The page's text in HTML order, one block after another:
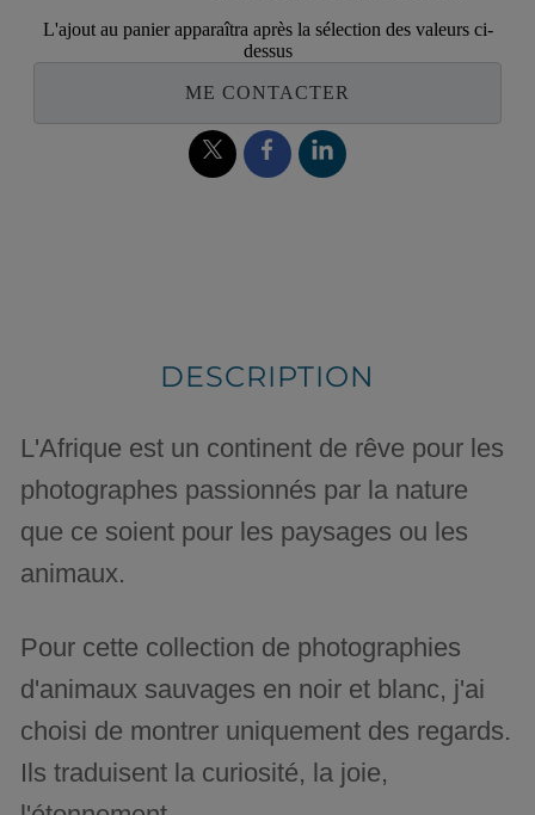
L'ajout au panier apparaîtra après la sélection des valeurs ci-
dessus
ME CONTACTER
DESCRIPTION
L'Afrique est un continent de rêve pour les
photographes passionnés par la nature
que ce soient pour les paysages ou les
animaux.
Pour cette collection de photographies
d'animaux sauvages en noir et blanc, j'ai
choisi de montrer uniquement des regards.
Ils traduisent la curiosité, la joie,